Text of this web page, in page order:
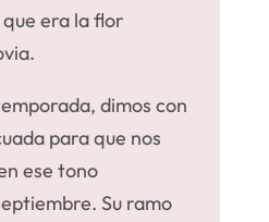
era la flor
dimos con
para que nos
ese tono
Su ramo